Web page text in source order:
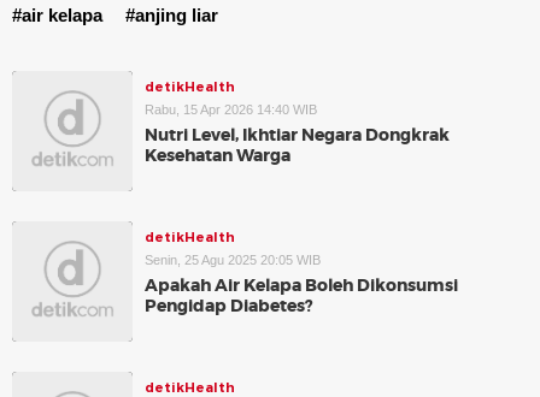
#air kelapa
#anjing liar
detikHealth
Rabu, 15 Apr 2026 14:40 WIB
Nutri Level, Ikhtiar Negara Dongkrak
Kesehatan Warga
detikHealth
Senin, 25 Agu 2025 20:05 WIB
Apakah Air Kelapa Boleh Dikonsumsi
Pengidap Diabetes?
detikHealth